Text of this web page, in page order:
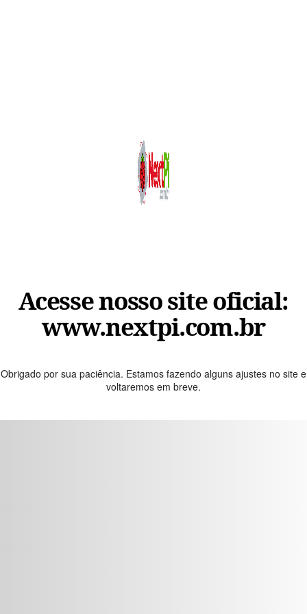
Acesse nosso site oficial:
www.nextpi.com.br
Obrigado por sua paciência. Estamos fazendo alguns ajustes no site e
voltaremos em breve.